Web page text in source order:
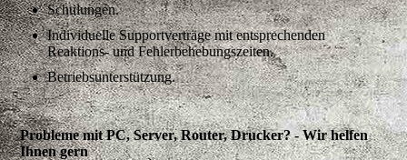
Schulungen.
Individuelle Supportverträge mit entsprechenden
Reaktions- und Fehlerbehebungszeiten.
Betriebsunterstützung.
Probleme mit PC, Server, Router, Drucker? - Wir helfen
Ihnen gern